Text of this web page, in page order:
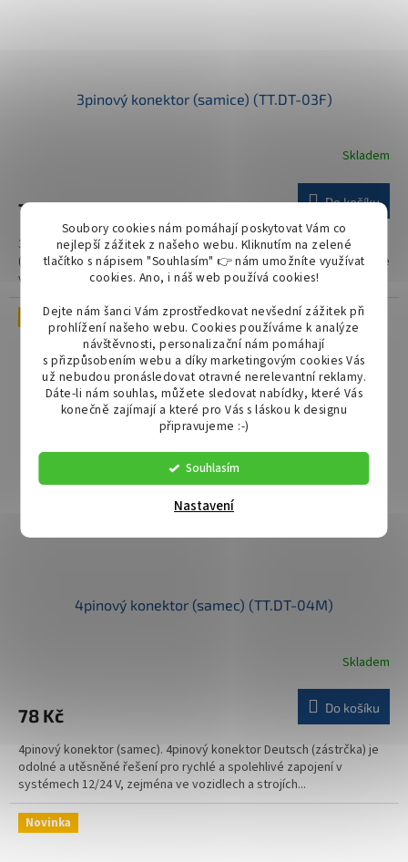
Soubory cookies nám pomáhají poskytovat Vám co
nejlepší zážitek z našeho webu. Kliknutím na zelené
tlačítko s nápisem "Souhlasím" 👉 nám umožníte využívat
cookies. Ano, i náš web používá cookies!
Dejte nám šanci Vám zprostředkovat nevšední zážitek při
prohlížení našeho webu. Cookies používáme k analýze
návštěvnosti, personalizační nám pomáhají
s přizpůsobením webu a díky marketingovým cookies Vás
už nebudou pronásledovat otravné nerelevantní reklamy.
Dáte-li nám souhlas, můžete sledovat nabídky, které Vás
konečně zajímají a které pro Vás s láskou k designu
připravujeme :-)
Souhlasím
Nastavení
3pinový konektor (samice) (TT.DT-03F)
Skladem
73 Kč Do košíku
3pinový konektor (samice). Tříkolíková zástrčka Deutsch DT
(samice) je robustní, hermetický elektrický konektor pro instalaci ve
vozidlech a strojích pracujících v náročných...
Novinka
4pinový konektor (samec) (TT.DT-04M)
Skladem
78 Kč Do košíku
4pinový konektor (samec). 4pinový konektor Deutsch (zástrčka) je
odolné a utěsněné řešení pro rychlé a spolehlivé zapojení v
systémech 12/24 V, zejména ve vozidlech a strojích...
Novinka